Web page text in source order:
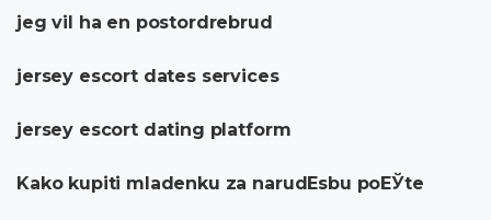
jeg vil ha en postordrebrud
jersey escort dates services
jersey escort dating platform
Kako kupiti mladenku za narudЕѕbu poЕЎte